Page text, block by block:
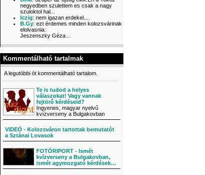
negyedben szulettem es csak a nagy
szuloktol hal...
Iczig: nem igazan erdekel....
B.Gy: ezt érdemes minden kolozsvárinak
elolvasnia:
Jeszenszky Géza...
Kommentálható tartalmak
A legutóbbi öt kommentálható tartalom.
Te is tudod a helyes
válaszokat! Vagy vannak
fejtörő kérdéseid?
Ingyenes, magyar nyelvű
kvízverseny a Bulgakovban
VIDEÓ - Kolozsváron tartottak bemutatót
a Sztánai Lovasok
FOTÓRIPORT - Ismét
kvízverseny a Bulgakovban,
ismét agymozgató kérdések…